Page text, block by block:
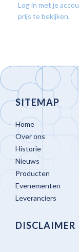
Log in met je
prijs te bekijken.
SITEMAP
Home
Over ons
Historie
Nieuws
Producten
Evenementen
Leveranciers
DISCLAIMER